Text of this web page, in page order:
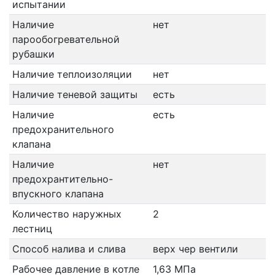
испытании
Наличие
парообогревательной
рубашки
нет
Наличие теплоизоляции
нет
Наличие теневой защиты
есть
Наличие
предохранительного
клапана
есть
Наличие
предохрантительно-
впускного клапана
нет
Количество наружных
лестниц
2
Способ налива и слива
верх чер вентили
Рабочее давление в котле
1,63 МПа